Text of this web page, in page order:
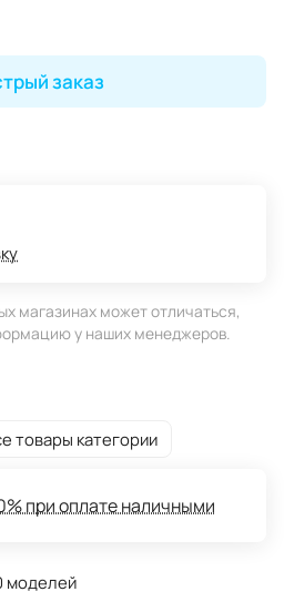
заказ
магазинах может отличаться,
у наших менеджеров.
товары категории
при оплате наличными
моделей